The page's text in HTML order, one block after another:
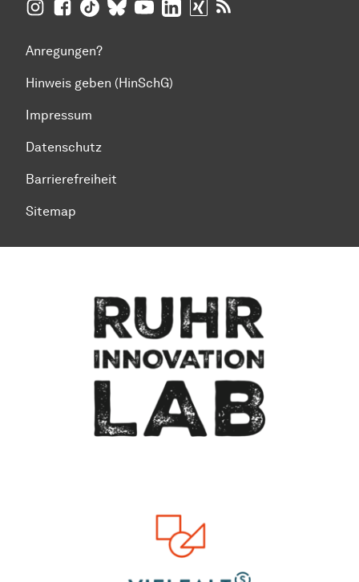
TU Dortmund aufInsta­gram
TU Dortmund auf Facebook
TU Dortmund auf TikTok
TU Dortmund auf BlueSky
TU Dortmund auf YouTube
TU Dortmund auf LinkedIn
TU Dortmund auf XING
Anregungen?
Hinweis geben (HinSchG)
Impressum
Datenschutz
Barrierefreiheit
Sitemap